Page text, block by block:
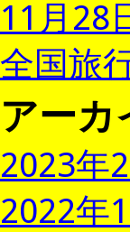
11月
全国旅
アーカ
2023年
2022年